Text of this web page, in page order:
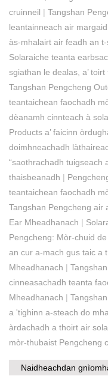
cruinneil | Tangshan
leantainneach air
às-mhalairt air feadh an
Solaraiche teanta
sgiathan le dealas, a’
Tangshan Pengcheng
teantaichean faochadh
dèanamh cinnteach à
Products a’ faicinn
doimhneachadh
“saothrachadh tuigseach
thaisbeanadh |
teantaichean faochadh
Tangshan Pengcheng air
Ear Mheadhanach |
Pengcheng: Mòr-chuid
an cur a-mach gus taic a
Mheadhanach |
cinneasachadh teanta
Mheadhanach |
a 'tighinn a-steach do
àrdachadh a thoirt air
mòr-thubaist Pengcheng
Naidheachdan